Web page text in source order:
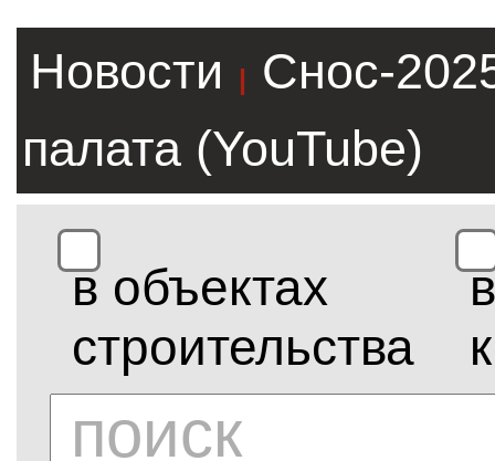
Новости |
Снос-
палата (YouTube)
в объектах
строительства
в